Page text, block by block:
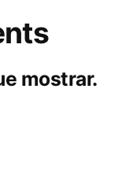
mostrar.